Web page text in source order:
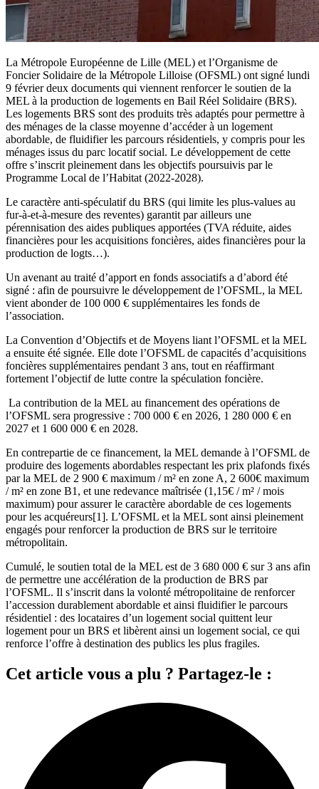
La Métropole Européenne de Lille (MEL) et l’Organisme de
Foncier Solidaire de la Métropole Lilloise (OFSML) ont signé lundi
9 février deux documents qui viennent renforcer le soutien de la
MEL à la production de logements en Bail Réel Solidaire (BRS).
Les logements BRS sont des produits très adaptés pour permettre à
des ménages de la classe moyenne d’accéder à un logement
abordable, de fluidifier les parcours résidentiels, y compris pour les
ménages issus du parc locatif social. Le développement de cette
offre s’inscrit pleinement dans les objectifs poursuivis par le
Programme Local de l’Habitat (2022-2028).
Le caractère anti-spéculatif du BRS (qui limite les plus-values au
fur-à-et-à-mesure des reventes) garantit par ailleurs une
pérennisation des aides publiques apportées (TVA réduite, aides
financières pour les acquisitions foncières, aides financières pour la
production de logts…).
Un avenant au traité d’apport en fonds associatifs a d’abord été
signé : afin de poursuivre le développement de l’OFSML, la MEL
vient abonder de 100 000 € supplémentaires les fonds de
l’association.
La Convention d’Objectifs et de Moyens liant l’OFSML et la MEL
a ensuite été signée. Elle dote l’OFSML de capacités d’acquisitions
foncières supplémentaires pendant 3 ans, tout en réaffirmant
fortement l’objectif de lutte contre la spéculation foncière.
La contribution de la MEL au financement des opérations de
l’OFSML sera progressive : 700 000 € en 2026, 1 280 000 € en
2027 et 1 600 000 € en 2028.
En contrepartie de ce financement, la MEL demande à l’OFSML de
produire des logements abordables respectant les prix plafonds fixés
par la MEL de 2 900 € maximum / m² en zone A, 2 600€ maximum
/ m² en zone B1, et une redevance maîtrisée (1,15€ / m² / mois
maximum) pour assurer le caractère abordable de ces logements
pour les acquéreurs[1]. L’OFSML et la MEL sont ainsi pleinement
engagés pour renforcer la production de BRS sur le territoire
métropolitain.
Cumulé, le soutien total de la MEL est de 3 680 000 € sur 3 ans afin
de permettre une accélération de la production de BRS par
l’OFSML. Il s’inscrit dans la volonté métropolitaine de renforcer
l’accession durablement abordable et ainsi fluidifier le parcours
résidentiel : des locataires d’un logement social quittent leur
logement pour un BRS et libèrent ainsi un logement social, ce qui
renforce l’offre à destination des publics les plus fragiles.
Cet article vous a plu ? Partagez-le :